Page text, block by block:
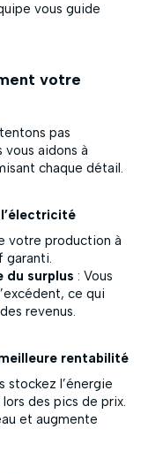
vous guide
votre
pas
vous aidons à
chaque détail.
votre production à
garanti.
du surplus : Vous
ce qui
revenus.
rentabilité
stockez l’énergie
des pics de prix.
et augmente